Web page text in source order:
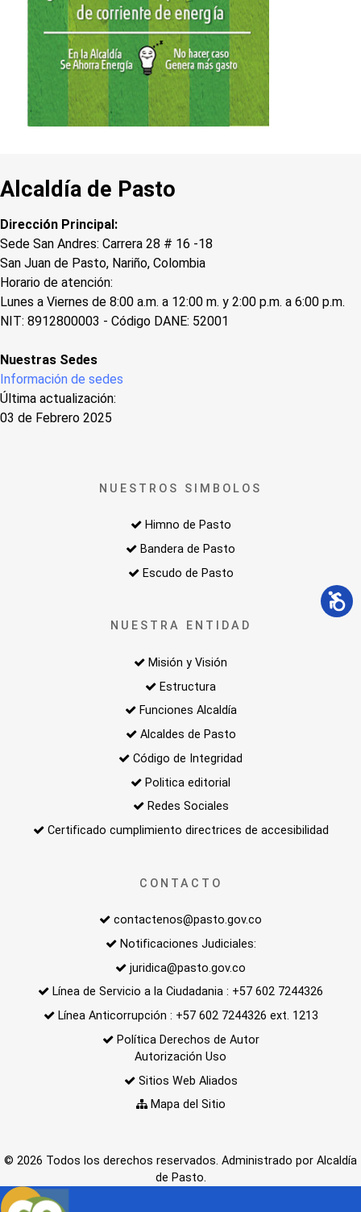
Alcaldía de Pasto
Dirección Principal:
Sede San Andres: Carrera 28 # 16 -18
San Juan de Pasto, Nariño, Colombia
Horario de atención:
Lunes a Viernes de 8:00 a.m. a 12:00 m. y 2:00 p.m. a 6:00 p.m.
NIT: 8912800003 - Código DANE: 52001
Nuestras Sedes
Información de sedes
Última actualización:
03 de Febrero 2025
NUESTROS SIMBOLOS
Himno de Pasto
Bandera de Pasto
Escudo de Pasto
NUESTRA ENTIDAD
Misión y Visión
Estructura
Funciones Alcaldía
Alcaldes de Pasto
Código de Integridad
Politica editorial
Redes Sociales
Certificado cumplimiento directrices de accesibilidad
CONTACTO
contactenos@pasto.gov.co
Notificaciones Judiciales:
juridica@pasto.gov.co
Línea de Servicio a la Ciudadania : +57 602 7244326
Línea Anticorrupción : +57 602 7244326 ext. 1213
Política Derechos de Autor
Autorización Uso
Sitios Web Aliados
Mapa del Sitio
© 2026 Todos los derechos reservados. Administrado por Alcaldía
de Pasto.